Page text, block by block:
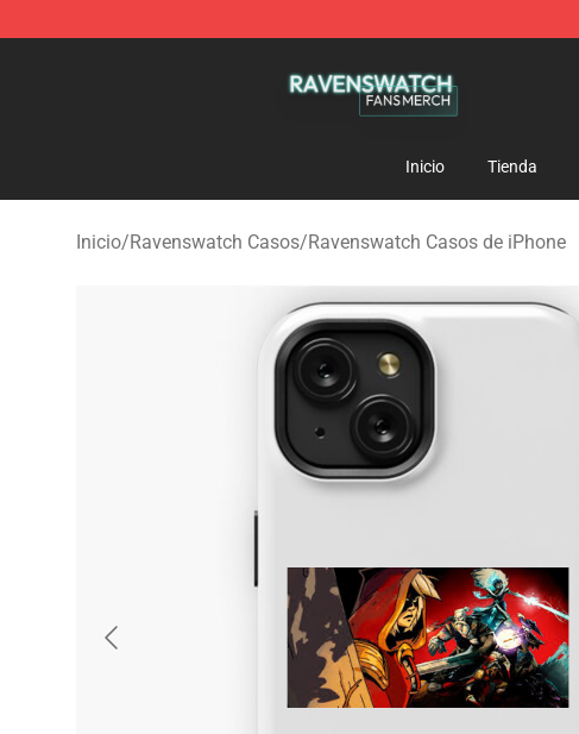
Inicio Tienda
Inicio/Ravenswatch Casos/Ravenswatch Casos de iPhone